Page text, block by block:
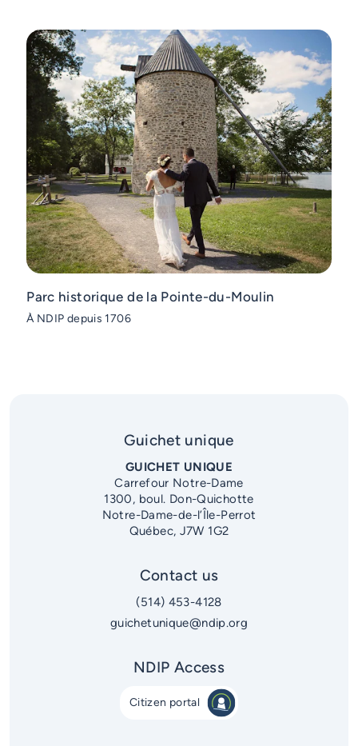
Parc historique de la Pointe-du-Moulin
À NDIP depuis 1706
Guichet unique
GUICHET UNIQUE
Carrefour Notre-Dame
1300, boul. Don-Quichotte
Notre-Dame-de-l’Île-Perrot
Québec, J7W 1G2
Contact us
(514) 453-4128
guichetunique@ndip.org
NDIP Access
Citizen portal